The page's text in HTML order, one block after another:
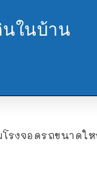
นในบ้าน
จอดรถขนาดใหญ่